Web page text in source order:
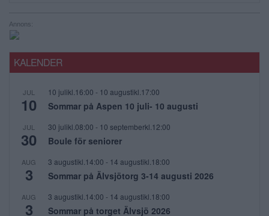
Annons:
KALENDER
JUL
10
10 julikl.16:00 - 10 augustikl.17:00
Sommar på Aspen 10 juli- 10 augusti
JUL
30
30 julikl.08:00 - 10 septemberkl.12:00
Boule för seniorer
AUG
3
3 augustikl.14:00 - 14 augustikl.18:00
Sommar på Älvsjötorg 3-14 augusti 2026
AUG
3
3 augustikl.14:00 - 14 augustikl.18:00
Sommar på torget Älvsjö 2026